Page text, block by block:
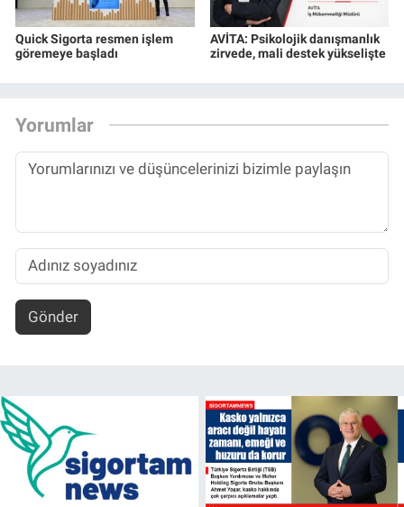
Quick Sigorta resmen işlem
göremeye başladı
AVİTA: Psikolojik danışmanlık
zirvede, mali destek yükselişte
Yorumlar
Gönder